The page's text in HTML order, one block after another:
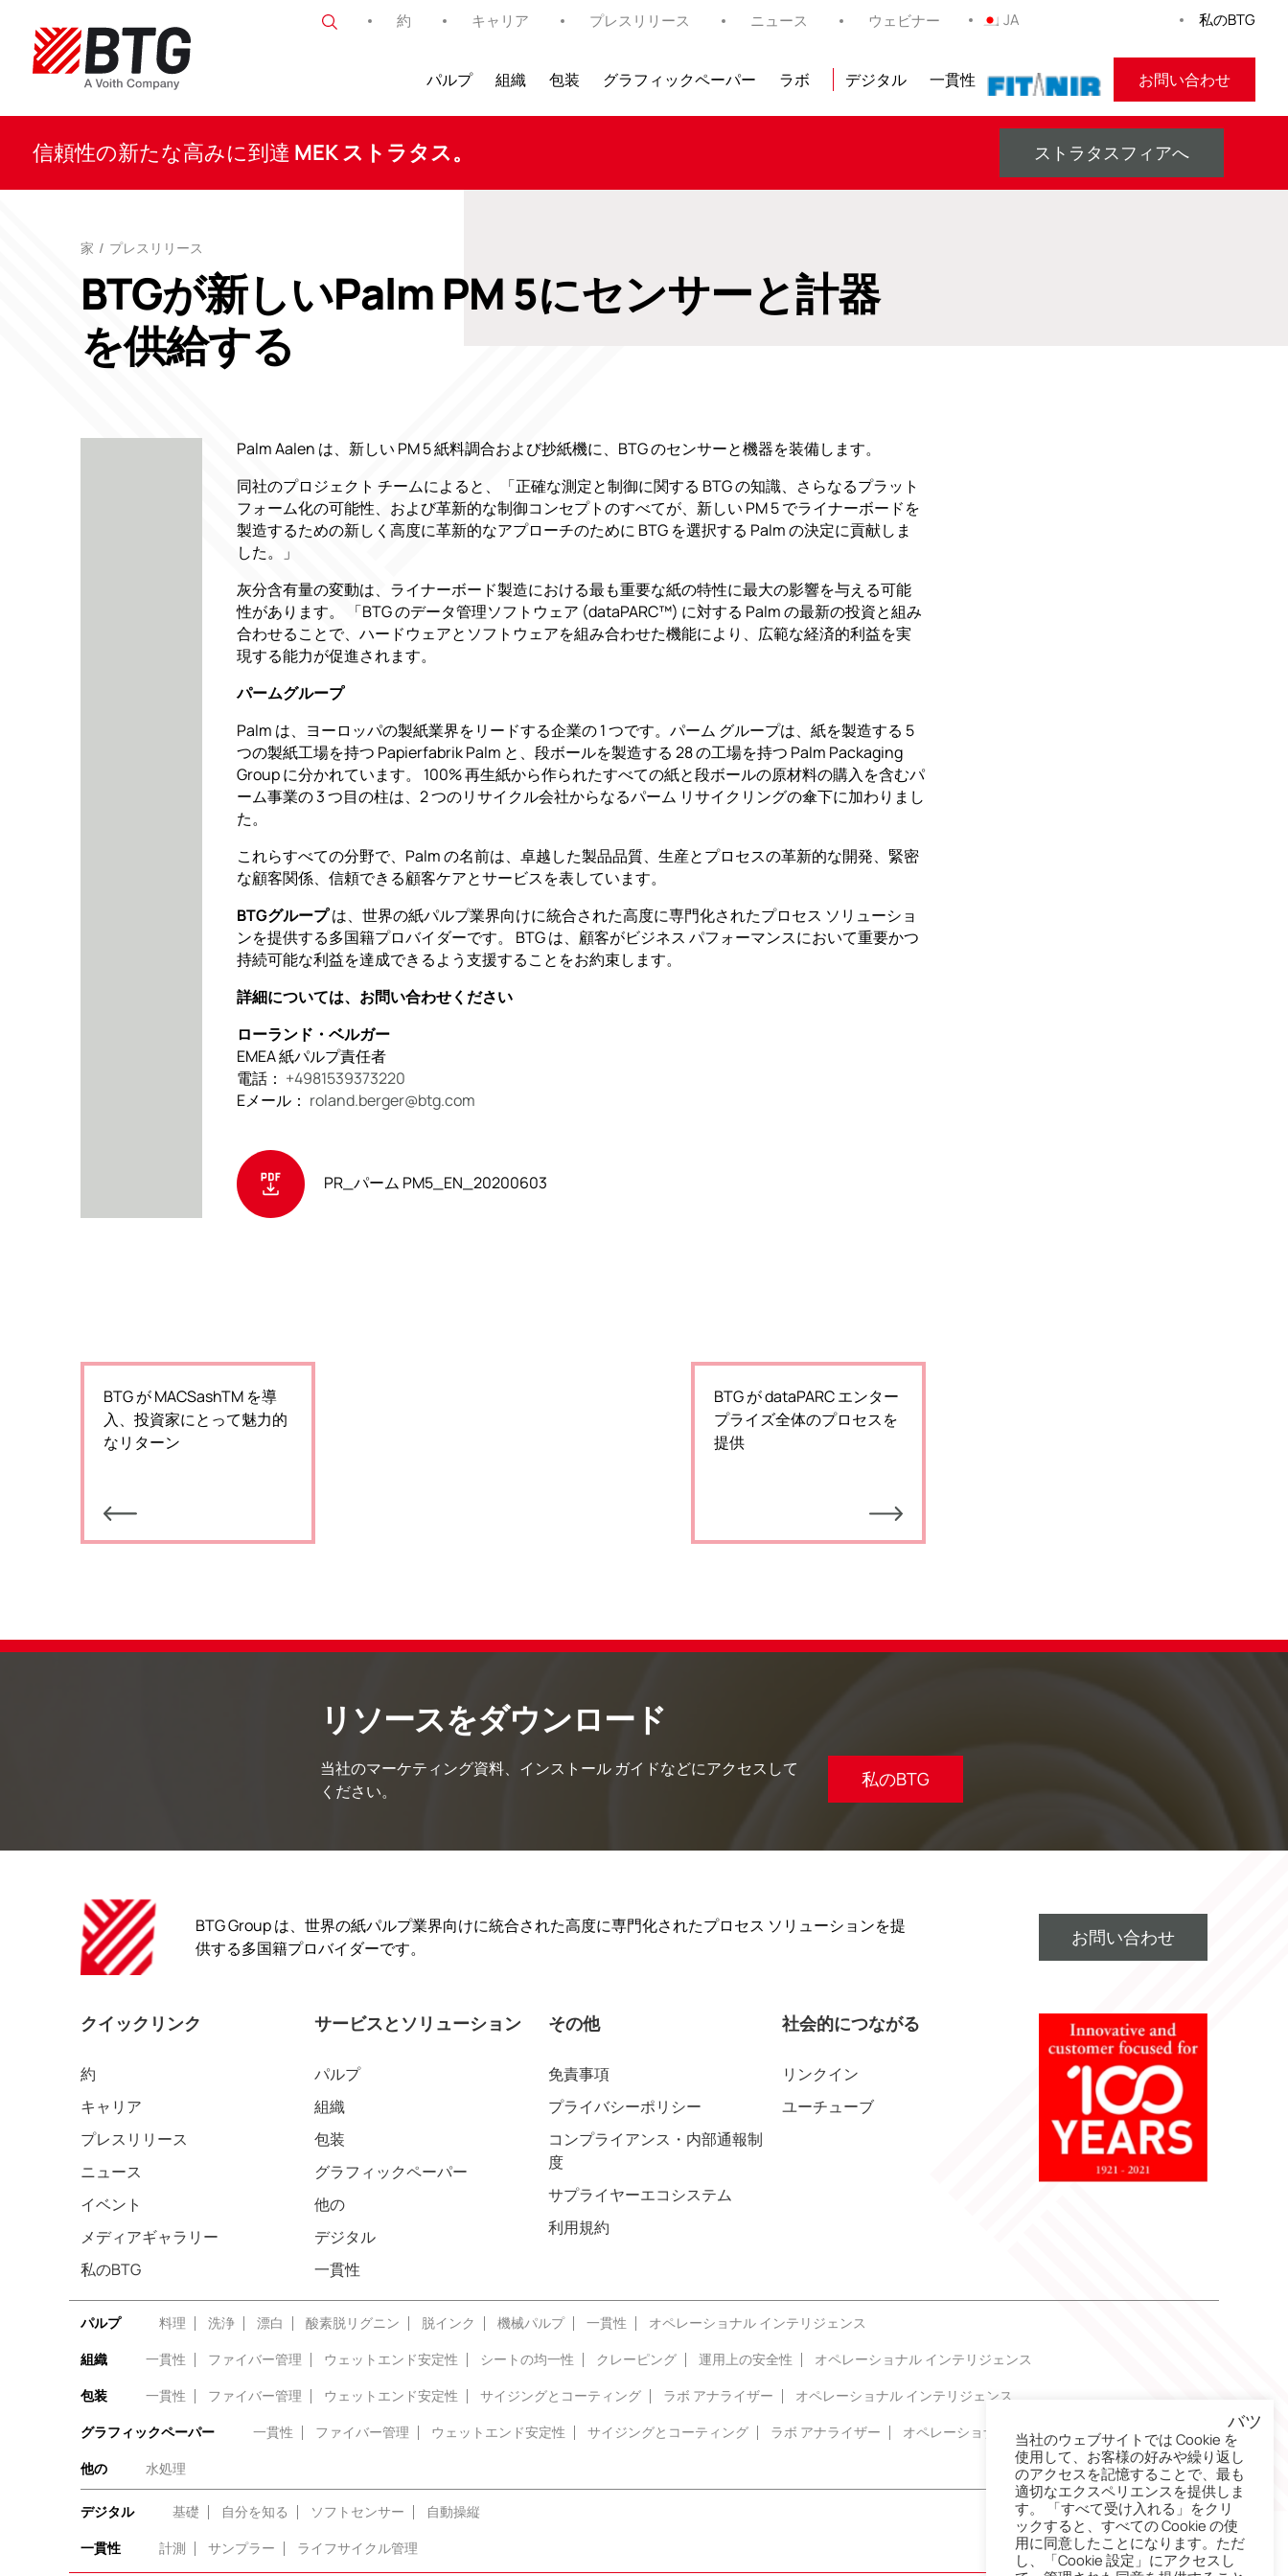
ッ
約 キャリア プレスリリース ニュース ウェビナー JA 私のBTG
パルプ 組織 包装 グラフィックペーパー ラボ デジタル 一貫性 フィトニール お問い合わせ
信頼性の新たな高みに到達 MEK ストラタス。 ストラタスフィアへ
家 / プレスリリース
BTGが新しいPalm PM 5にセンサーと計器
を供給する
Palm Aalen は、新しい PM 5 紙料調合および抄紙機に、BTG のセンサーと機器を装備します。
同社のプロジェクト チームによると、「正確な測定と制御に関する BTG の知識、さらなるプラット
フォーム化の可能性、および革新的な制御コンセプトのすべてが、新しい PM 5 でライナーボードを
製造するための新しく高度に革新的なアプローチのために BTG を選択する Palm の決定に貢献しま
した。」
灰分含有量の変動は、ライナーボード製造における最も重要な紙の特性に最大の影響を与える可能
性があります。 「BTG のデータ管理ソフトウェア (dataPARC™) に対する Palm の最新の投資と組み
合わせることで、ハードウェアとソフトウェアを組み合わせた機能により、広範な経済的利益を実
現する能力が促進されます。
パームグループ
Palm は、ヨーロッパの製紙業界をリードする企業の 1 つです。パーム グループは、紙を製造する 5
つの製紙工場を持つ Papierfabrik Palm と、段ボールを製造する 28 の工場を持つ Palm Packaging
Group に分かれています。 100% 再生紙から作られたすべての紙と段ボールの原材料の購入を含むパ
ーム事業の 3 つ目の柱は、2 つのリサイクル会社からなるパーム リサイクリングの傘下に加わりまし
た。
これらすべての分野で、Palm の名前は、卓越した製品品質、生産とプロセスの革新的な開発、緊密
な顧客関係、信頼できる顧客ケアとサービスを表しています。
BTGグループは、世界の紙パルプ業界向けに統合された高度に専門化されたプロセス ソリューショ
ンを提供する多国籍プロバイダーです。 BTG は、顧客がビジネス パフォーマンスにおいて重要かつ
持続可能な利益を達成できるよう支援することをお約束します。
詳細については、お問い合わせください
ローランド・ベルガー
EMEA 紙パルプ責任者
電話： +4981539373220
Eメール： roland.berger@btg.com
PR_パーム PM5_EN_20200603
BTG が MACSashTM を導
入、投資家にとって魅力的
なリターン
BTG が dataPARC エンター
プライズ全体のプロセスを
提供
リソースをダウンロード
当社のマーケティング資料、インストール ガイドなどにアクセスして
ください。
私のBTG
BTG Group は、世界の紙パルプ業界向けに統合された高度に専門化されたプロセス ソリューションを提
供する多国籍プロバイダーです。
お問い合わせ
クイックリンク
約
キャリア
プレスリリース
ニュース
イベント
メディアギャラリー
私のBTG
サービスとソリューション
パルプ
組織
包装
グラフィックペーパー
他の
デジタル
一貫性
その他
免責事項
プライバシーポリシー
コンプライアンス・内部通報制
度
サプライヤーエコシステム
利用規約
社会的につながる
リンクイン
ユーチューブ
パルプ 料理 洗浄 漂白 酸素脱リグニン 脱インク 機械パルプ 一貫性
オペレーショナル インテリジェンス
組織
一貫性 ファイバー管理 ウェットエンド安定性 シートの均一性 クレーピング 運用上の安全性
オペレーショナル インテリジェンス
包装
一貫性 ファイバー管理 ウェットエンド安定性 サイジングとコーティング ラボ アナライザー
オペレーショナル インテリジェンス
グラフィックペーパー
一貫性 ファイバー管理 ウェットエンド安定性 サイジングとコーティング ラボ アナライザー
オペレーショナル インテリジェンス
他の
水処理
デジタル 基礎 自分を知る ソフトセンサー
自動操縦
一貫性
計測 サンプラー ライフサイクル管理
バツ
当社のウェブサイトでは Cookie を
使用して、お客様の好みや繰り返し
のアクセスを記憶することで、最も
適切なエクスペリエンスを提供しま
す。 「すべて受け入れる」をクリ
ックすると、すべての Cookie の使
用に同意したことになります。ただ
し、「Cookie 設定」にアクセスし